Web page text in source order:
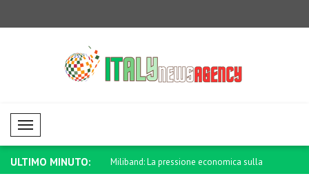
Mobil Menü
ULTIMO MINUTO:
che tutti possano tornare Miliband: La pressione economica sulla